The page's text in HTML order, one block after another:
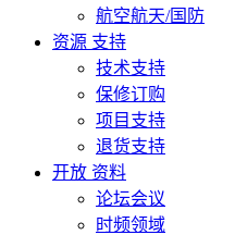
航空航天/国防
资源 支持
技术支持
保修订购
项目支持
退货支持
开放 资料
论坛会议
时频领域